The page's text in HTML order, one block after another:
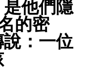
他們隱
的密
：一位